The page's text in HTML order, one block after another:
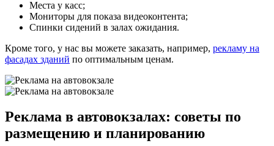
Места у касс;
Мониторы для показа видеоконтента;
Спинки сидений в залах ожидания.
Кроме того, у нас вы можете заказать, например, рекламу на
фасадах зданий по оптимальным ценам.
Реклама в автовокзалах: советы по
размещению и планированию